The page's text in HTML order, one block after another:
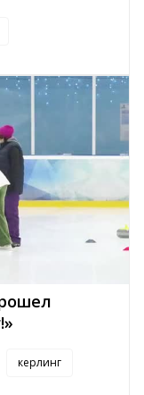
керлинг